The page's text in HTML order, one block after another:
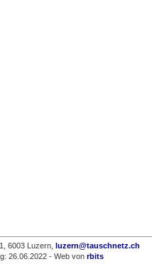
6003 Luzern,
luzern@tauschnetz.ch
26.06.2022 - Web von rbits